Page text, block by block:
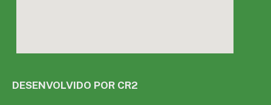
DESENVOLVIDO POR CR2